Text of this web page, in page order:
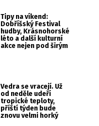
Tipy na víkend:
Dobříšský Festival
hudby, Krásnohorské
léto a další kulturní
akce nejen pod širým
Vedra se vracejí. Už
od neděle udeří
tropické teploty,
příští týden bude
znovu velmi horký